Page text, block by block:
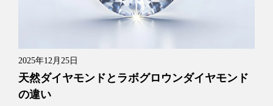
2025年12月25日
天然ダイヤモンドとラボグロウンダイヤモンド
の違い